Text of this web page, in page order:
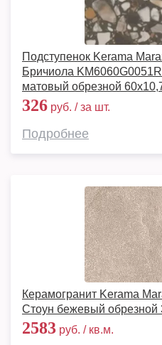
Подступенок Kerama
Бричиола
матовый обрезной
326 руб. / за шт.
Подробнее
Керамогранит Kerama
Стоун бежевый обрезной
2583 руб. / кв.м.